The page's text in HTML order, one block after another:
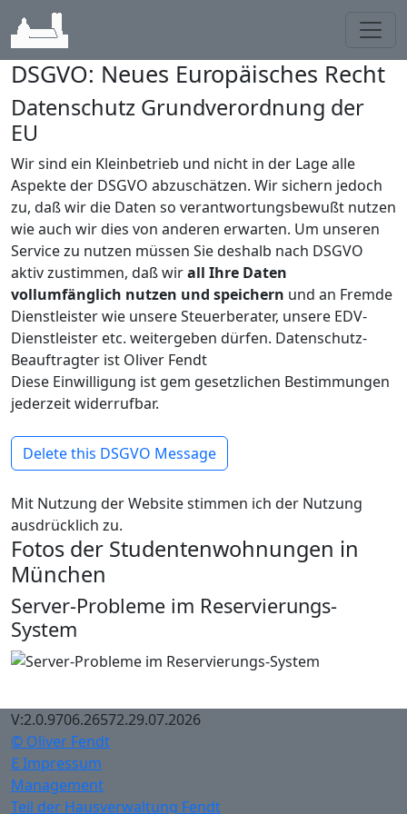
DSGVO: Neues Europäisches Recht
Datenschutz Grundverordnung der
EU
Wir sind ein Kleinbetrieb und nicht in der Lage alle
Aspekte der DSGVO abzuschätzen. Wir sichern jedoch
zu, daß wir die Daten so verantwortungsbewußt nutzen
wie auch wir dies von anderen erwarten. Um unseren
Service zu nutzen müssen Sie deshalb nach DSGVO
aktiv zustimmen, daß wirall Ihre Daten
vollumfänglich nutzen und speichern und an Fremde
Dienstleister wie unsere Steuerberater, unsere EDV-
Dienstleister etc. weitergeben dürfen. Datenschutz-
Beauftragter ist Oliver Fendt
Diese Einwilligung ist gem gesetzlichen Bestimmungen
jederzeit widerrufbar.
Delete this DSGVO Message
Mit Nutzung der Website stimmen ich der Nutzung
ausdrücklich zu.
Fotos der Studentenwohnungen in
München
Server-Probleme im Reservierungs-
System
V:2.0.9706.26572.29.07.2026
© Oliver Fendt
Ɛ Impressum
Management
Teil der Hausverwaltung Fendt